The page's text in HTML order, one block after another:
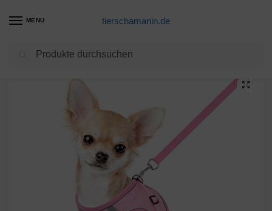
MENU tierschamanin.de
Hundegeschirr Produkte / FEimaX Hundegeschirr mit Leine für Kleine Mittele Hunde Katzen Weich Mesh Welpengeschirr Atmungsaktive Brustgeschirr Verstellbare Reflektierend No Pull Weste Chihuahua Katze